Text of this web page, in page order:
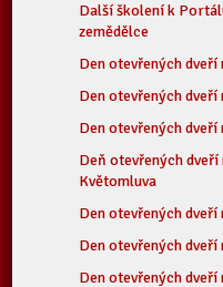
Další školení k
zemědělce
Den otevřených
Den otevřených
Den otevřených
Deň otevřených
Květomluva
Den otevřených dveří
Den otevřených
Den otevřených